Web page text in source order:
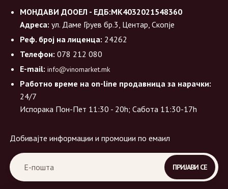
МОНДАВИ ДООЕЛ - ЕДБ:МК4032021548360
Адреса: ул. Даме Груев бр.3, Центар, Скопје
Реф. број на лиценца: 24262
Телефон: 078 212 080
E-mail: info@vinomarket.mk
Работно време на on-line продавница за нарачки:
24/7
Испорака Пон-Пет 11:30 - 20h; Сабота 11:30-17h
Добивајте информации и промоции по емаил